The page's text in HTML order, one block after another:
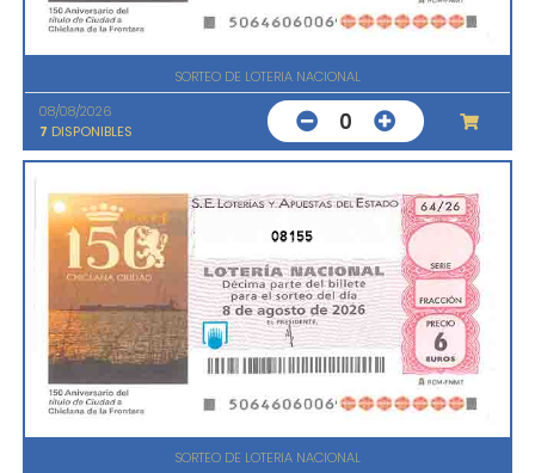
SORTEO DE LOTERIA NACIONAL
08/08/2026
7 DISPONIBLES 0
08155
SORTEO DE LOTERIA NACIONAL